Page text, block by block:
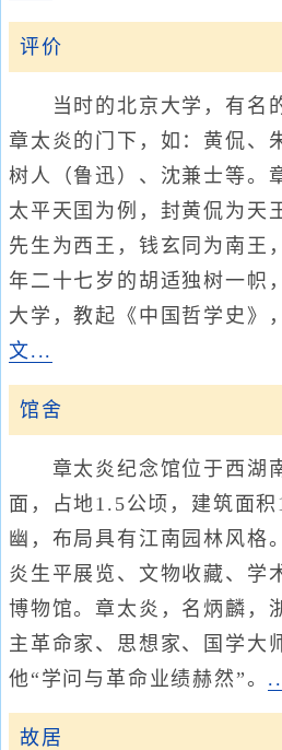
评价
当时的北京大学，有名
章太炎的门下，如：黄侃、
树人（鲁迅）、沈兼士等。
太平天囯为例，封黄侃为天
先生为西王，钱玄同为南王
年二十七岁的胡适独树一帜
大学，教起《中国哲学史》
文...
馆舍
章太炎纪念馆位于西湖
面，占地1.5公顷，建筑面
幽，布局具有江南园林风格
炎生平展览、文物收藏、学
博物馆。章太炎，名炳麟，
主革命家、思想家、国学大
他“学问与革命业绩赫然”。
故居